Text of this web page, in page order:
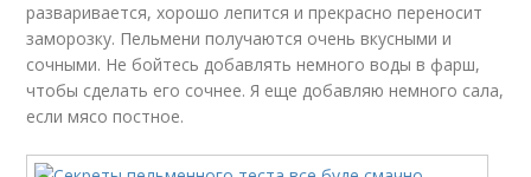
разваривается, хорошо лепится и прекрасно переносит
заморозку. Пельмени получаются очень вкусными и
сочными. Не бойтесь добавлять немного воды в фарш,
чтобы сделать его сочнее. Я еще добавляю немного сала,
если мясо постное.